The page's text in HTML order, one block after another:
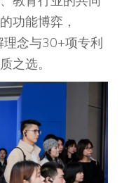
功能博弈，
理念与30+项专利
之选。